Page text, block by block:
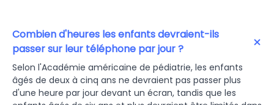
Combien d'heures les enfants devraient-ils
passer sur leur téléphone par jour ?
Selon l'Académie américaine de pédiatrie, les enfants
âgés de deux à cinq ans ne devraient pas passer plus
d'une heure par jour devant un écran, tandis que les